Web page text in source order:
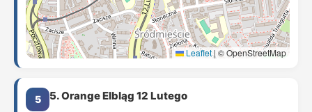
Leaflet | © OpenStreetMap
5 5. Orange Elbląg 12 Lutego